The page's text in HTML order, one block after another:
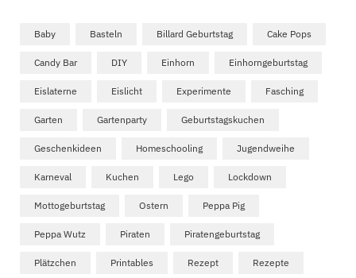
Baby Basteln Billard Geburtstag Cake Pops
Candy Bar DIY Einhorn Einhorngeburtstag
Eislaterne Eislicht Experimente Fasching
Garten Gartenparty Geburtstagskuchen
Geschenkideen Homeschooling Jugendweihe
Karneval Kuchen Lego Lockdown
Mottogeburtstag Ostern Peppa Pig
Peppa Wutz Piraten Piratengeburtstag
Plätzchen Printables Rezept Rezepte